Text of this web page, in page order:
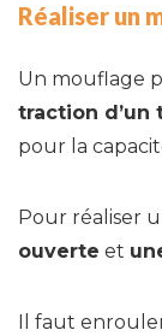
Réaliser un
Un mouflage
traction d’un
pour la
Pour réaliser
ouverte et
Il faut